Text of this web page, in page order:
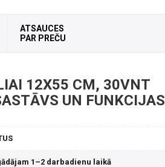
ATSAUCES
PAR PREČU
12X55 CM, 30VNT
UN FUNKCIJAS
1–2 darbadienu laikā